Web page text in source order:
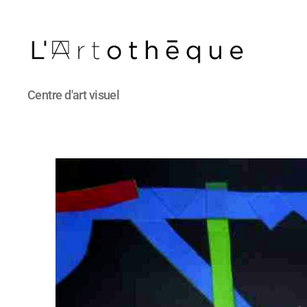
L'Artothèque
Centre d'art visuel